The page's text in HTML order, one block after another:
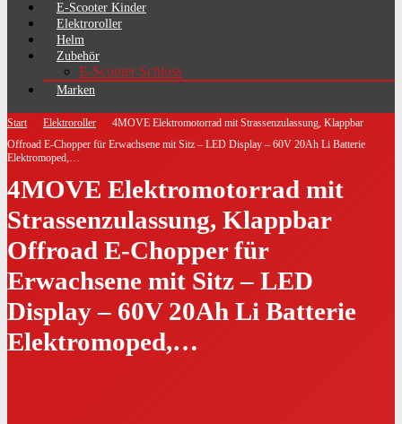
E-Scooter Kinder
Elektroroller
Helm
Zubehör
E-Scooter Schloss
Marken
Start Elektroroller
4MOVE Elektromotorrad mit Strassenzulassung, Klappbar
Offroad E-Chopper für Erwachsene mit Sitz – LED Display – 60V 20Ah Li Batterie
Elektromoped,…
4MOVE Elektromotorrad mit
Strassenzulassung, Klappbar
Offroad E-Chopper für
Erwachsene mit Sitz – LED
Display – 60V 20Ah Li Batterie
Elektromoped,…